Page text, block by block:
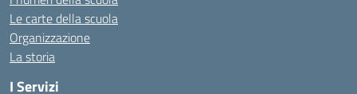
Le carte della scuola
Organizzazione
La storia
I Servizi